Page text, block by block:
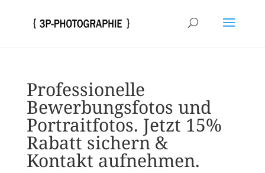
Professionelle
Bewerbungsfotos und
Portraitfotos. Jetzt 15%
Rabatt sichern &
Kontakt aufnehmen.